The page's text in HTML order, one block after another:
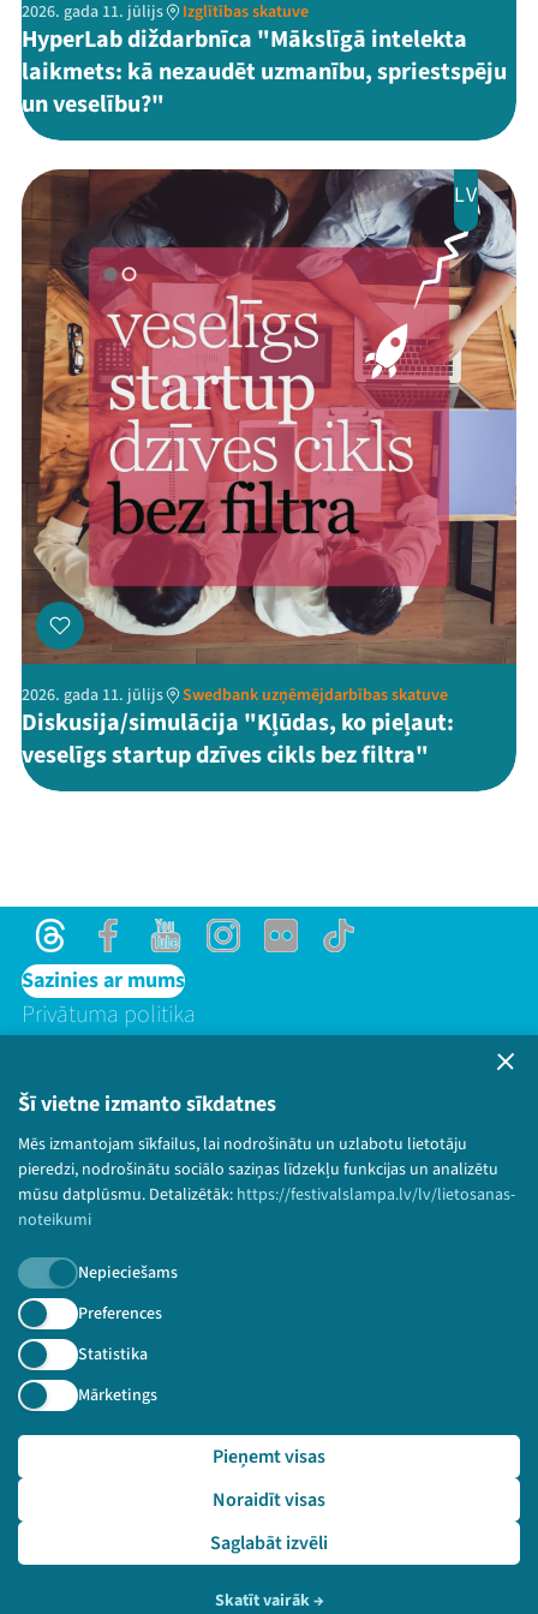
Šī vietne izmanto sīkdatnes
Mēs izmantojam sīkfailus, lai nodrošinātu un uzlabotu lietotāju
pieredzi, nodrošinātu sociālo saziņas līdzekļu funkcijas un analizētu
mūsu datplūsmu. Detalizētāk: https://festivalslampa.lv/lv/lietosanas-
noteikumi
Nepieciešams
Preferences
Statistika
Mārketings
Saglabāt izvēli
Noraidīt visas
Pieņemt visas
Skatīt vairāk→
2026. gada 11. jūlijs Izglītības skatuve
HyperLab diždarbnīca "Mākslīgā intelekta
laikmets: kā nezaudēt uzmanību, spriestspēju
un veselību?"
LV
2026. gada 11. jūlijs Swedbank uzņēmējdarbības skatuve
Diskusija/simulācija "Kļūdas, ko pieļaut:
veselīgs startup dzīves cikls bez filtra"
ThreadsFacebookYoutubeInstagram
Flick TikTok
Sazinies ar mums
Privātuma politika
© 2026 Sarunu festivāls LAMPA Visas tiesības
paturētas.
Piesakies jaunumiem!
Nepalaid garām aktuālāko informāciju!
Pieteikties
🔗 https://festivalslampa.lv/lv/video-arhivs/2316?sp
eaker=Energouz%C5%86%C4%93mums%20Enefit%20Green&spea